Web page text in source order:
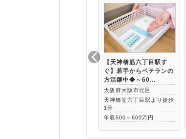
【天神橋筋六丁目駅す
ぐ】若手からベテランの
方活躍中◆～60…
大阪府大阪市北区
天神橋筋六丁目駅より徒歩
1分
年収500～600万円